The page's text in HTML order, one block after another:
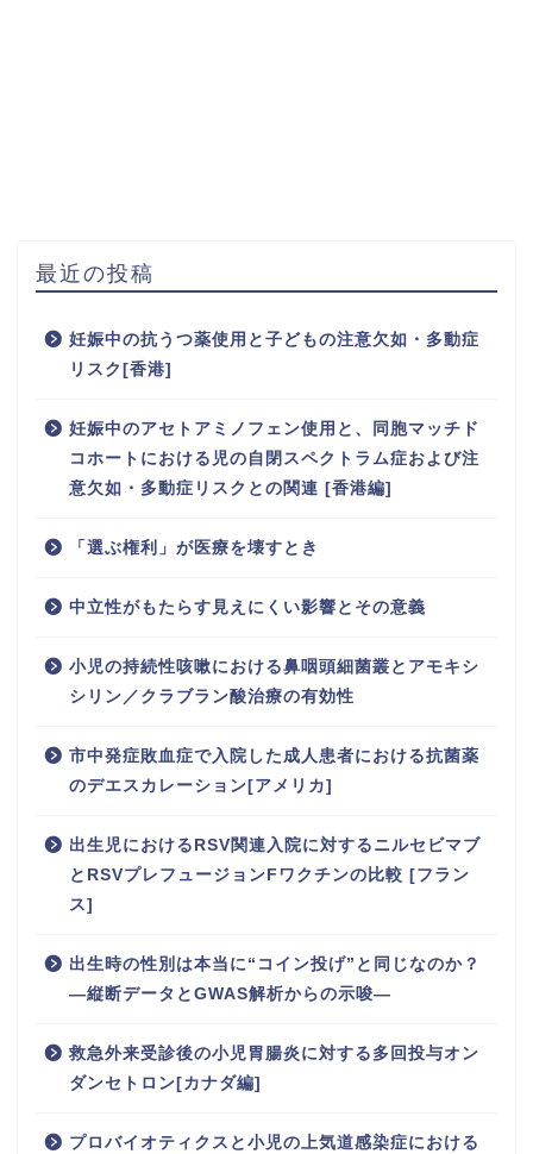
最近の投稿
妊娠中の抗うつ薬使用と子どもの注意欠如・多動症
リスク[香港]
妊娠中のアセトアミノフェン使用と、同胞マッチド
コホートにおける児の自閉スペクトラム症および注
意欠如・多動症リスクとの関連 [香港編]
「選ぶ権利」が医療を壊すとき
中立性がもたらす見えにくい影響とその意義
小児の持続性咳嗽における鼻咽頭細菌叢とアモキシ
シリン／クラブラン酸治療の有効性
市中発症敗血症で入院した成人患者における抗菌薬
のデエスカレーション[アメリカ]
出生児におけるRSV関連入院に対するニルセビマブ
とRSVプレフュージョンFワクチンの比較 [フラン
ス]
出生時の性別は本当に“コイン投げ”と同じなのか？
―縦断データとGWAS解析からの示唆―
救急外来受診後の小児胃腸炎に対する多回投与オン
ダンセトロン[カナダ編]
プロバイオティクスと小児の上気道感染症における